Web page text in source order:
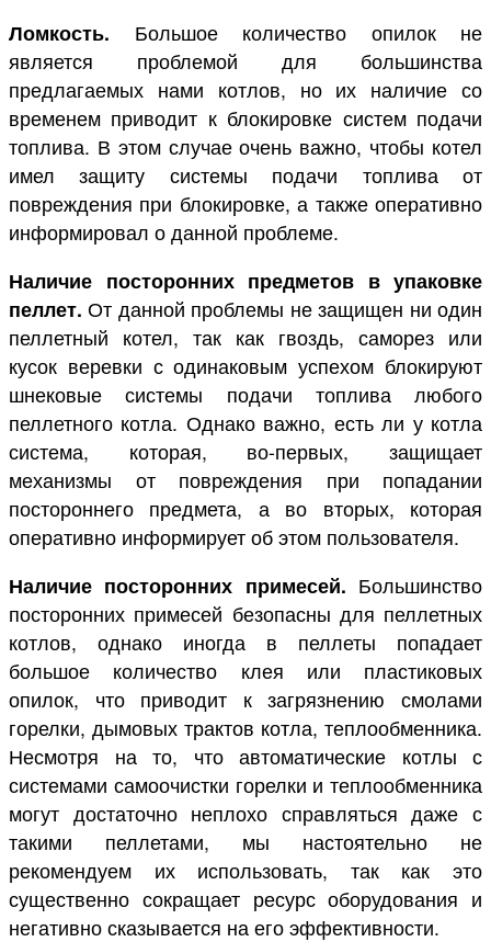
Ломкость. Большое количество опилок не
является проблемой для большинства
предлагаемых нами котлов, но их наличие со
временем приводит к блокировке систем подачи
топлива. В этом случае очень важно, чтобы котел
имел защиту системы подачи топлива от
повреждения при блокировке, а также оперативно
информировал о данной проблеме.
Наличие посторонних предметов в упаковке
пеллет.От данной проблемы не защищен ни один
пеллетный котел, так как гвоздь, саморез или
кусок веревки с одинаковым успехом блокируют
шнековые системы подачи топлива любого
пеллетного котла. Однако важно, есть ли у котла
система, которая, во-первых, защищает
механизмы от повреждения при попадании
постороннего предмета, а во вторых, которая
оперативно информирует об этом пользователя.
Наличие посторонних примесей. Большинство
посторонних примесей безопасны для пеллетных
котлов, однако иногда в пеллеты попадает
большое количество клея или пластиковых
опилок, что приводит к загрязнению смолами
горелки, дымовых трактов котла, теплообменника.
Несмотря на то, что автоматические котлы с
системами самоочистки горелки и теплообменника
могут достаточно неплохо справляться даже с
такими пеллетами, мы настоятельно не
рекомендуем их использовать, так как это
существенно сокращает ресурс оборудования и
негативно сказывается на его эффективности.